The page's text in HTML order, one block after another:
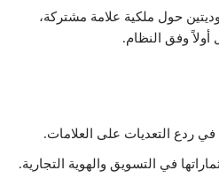
حول ملكية علامة مشتركة،
أولاً وفق النظام.
ردع التعديات على العلامات.
في التسويق والهوية التجارية.